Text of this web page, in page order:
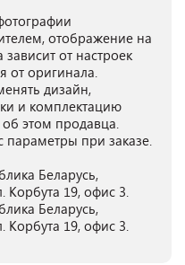
отображение на
от настроек
от оригинала.
дизайн,
и комплектацию
этом продавца.
параметры при заказе.
Беларусь,
Корбута 19, офис 3.
Беларусь,
Корбута 19, офис 3.